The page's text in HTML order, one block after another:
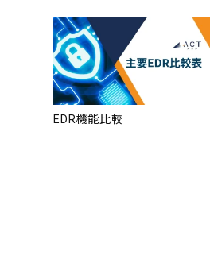
EDR機能比較